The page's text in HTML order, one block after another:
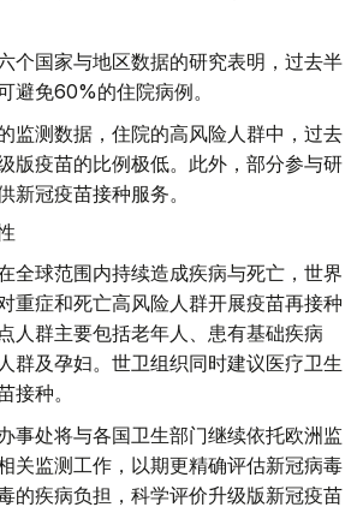
个国家与地区数据的研究表明，过去半
避免60%的住院病例。
监测数据，住院的高风险人群中，过去
版疫苗的比例极低。此外，部分参与研
新冠疫苗接种服务。
全球范围内持续造成疾病与死亡，世界
重症和死亡高风险人群开展疫苗再接种
人群主要包括老年人、患有基础疾病
群及孕妇。世卫组织同时建议医疗卫生
接种。
事处将与各国卫生部门继续依托欧洲监
关监测工作，以期更精确评估新冠病毒
的疾病负担，科学评价升级版新冠疫苗